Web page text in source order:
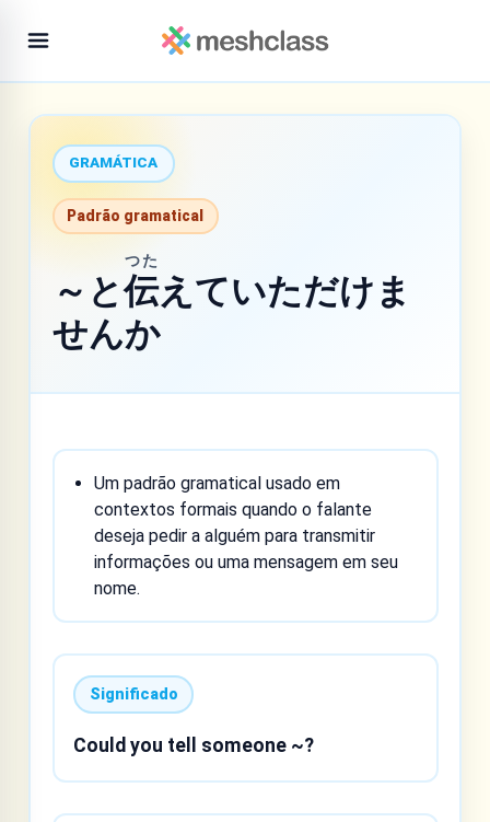
GRAMÁTICA
Padrão gramatical
～と伝
つた
えていただけま
せんか
Um padrão gramatical usado em
contextos formais quando o falante
deseja pedir a alguém para transmitir
informações ou uma mensagem em seu
nome.
Significado
Could you tell someone ~?